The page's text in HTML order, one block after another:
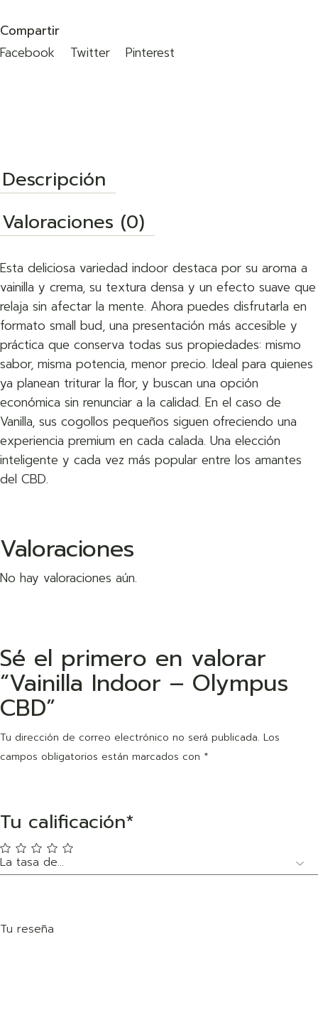
Compartir
Facebook
Twitter Pinterest
Descripción
Valoraciones (0)
Esta deliciosa variedad indoor destaca por su aroma a
vainilla y crema, su textura densa y un efecto suave que
relaja sin afectar la mente. Ahora puedes disfrutarla en
formato small bud, una presentación más accesible y
práctica que conserva todas sus propiedades: mismo
sabor, misma potencia, menor precio. Ideal para quienes
ya planean triturar la flor, y buscan una opción
económica sin renunciar a la calidad. En el caso de
Vanilla, sus cogollos pequeños siguen ofreciendo una
experiencia premium en cada calada. Una elección
inteligente y cada vez más popular entre los amantes
del CBD.
Valoraciones
No hay valoraciones aún.
Sé el primero en valorar
“Vainilla Indoor – Olympus
CBD”
Tu dirección de correo electrónico no será publicada. Los
campos obligatorios están marcados con *
Tu calificación*